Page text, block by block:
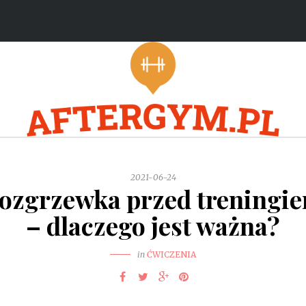
2021-06-24
przed
– dlaczego jest ważna?
in ĆWICZENIA